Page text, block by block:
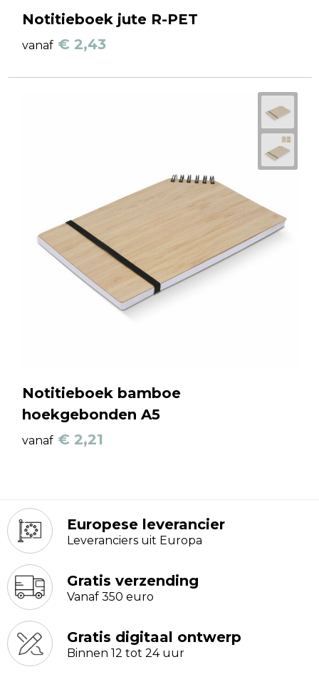
Notitieboek jute R-PET
vanaf € 2,43
Notitieboek bamboe
hoekgebonden A5
vanaf € 2,21
Europese leverancier
Leveranciers uit Europa
Gratis verzending
Vanaf 350 euro
Gratis digitaal ontwerp
Binnen 12 tot 24 uur